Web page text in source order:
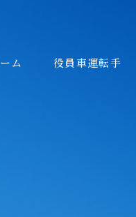
ム 役員車運転手